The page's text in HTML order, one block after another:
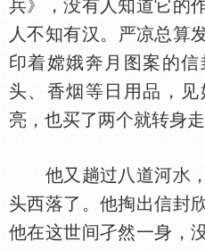
兵》，没有人知道它的
人不知有汉。严凉总
印着嫦娥奔月图案的
头、香烟等日用品，
亮，也买了两个就转身走
他又趟过八道河
头西落了。他掏出信封
他在这世间孑然一身，